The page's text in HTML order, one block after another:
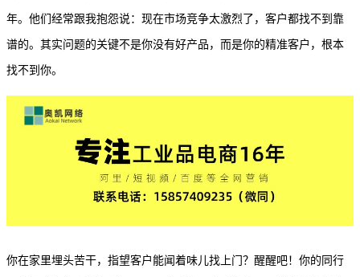
年。他们经常跟我抱怨说：现在市场竞争太激烈了，客户都找不到靠
谱的。其实问题的关键不是你没有好产品，而是你的精准客户，根本
找不到你。
你在家里埋头苦干，指望客户能闻着味儿找上门？醒醒吧！你的同行